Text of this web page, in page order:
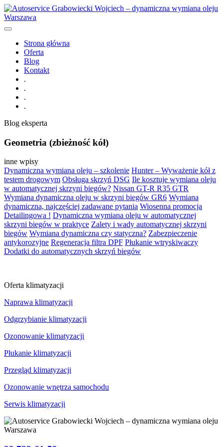
Strona główna
Oferta
Blog
Kontakt
.
.
.
.
Blog eksperta
Geometria (zbieżność kół)
inne wpisy
Dynamiczna wymiana oleju – szkolenie Hunter – Wyważenie kół z
testem drogowym Obsługa skrzyń DSG Ile kosztuje wymiana oleju
w automatycznej skrzyni biegów? Nissan GT-R R35 GTR
Wymiana dynamiczna oleju w skrzyni biegów GR6 Wymiana
dynamiczna, najczęściej zadawane pytania Wiosenna promocja
Detailingowa ! Dynamiczna wymiana oleju w automatycznej
skrzyni biegów w praktyce Zalety i wady automatycznej skrzyni
biegów Wymiana dynamiczna czy statyczna? Zabezpieczenie
antykorozyjne Regeneracja filtra DPF Płukanie wtryskiwaczy
Dodatki do automatycznych skrzyń biegów
Oferta klimatyzacji
Naprawa klimatyzacji
Odgrzybianie klimatyzacji
Ozonowanie klimatyzacji
Płukanie klimatyzacji
Przegląd klimatyzacji
Ozonowanie wnętrza samochodu
Serwis klimatyzacji